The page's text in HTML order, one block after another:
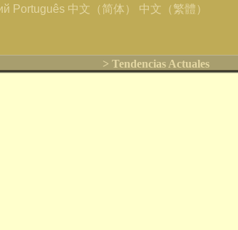
Português 中文（简体） 中文（繁體）
> Tendencias Actuales